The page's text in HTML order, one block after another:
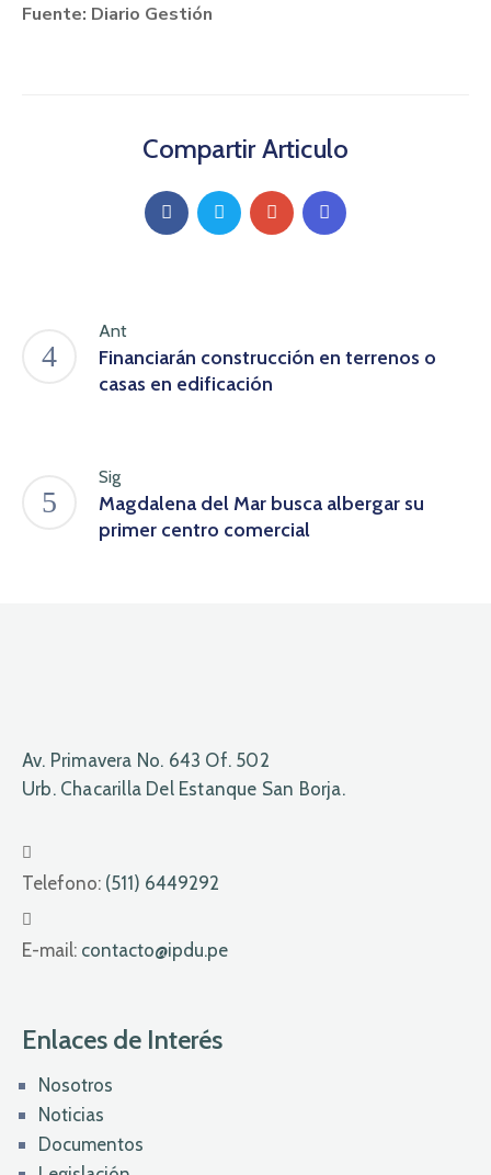
Fuente: Diario Gestión
Compartir Articulo
Ant
Financiarán construcción en terrenos o
casas en edificación
Sig
Magdalena del Mar busca albergar su
primer centro comercial
Av. Primavera No. 643 Of. 502
Urb. Chacarilla Del Estanque San Borja.
Telefono: (511) 6449292
E-mail: contacto@ipdu.pe
Enlaces de Interés
Nosotros
Noticias
Documentos